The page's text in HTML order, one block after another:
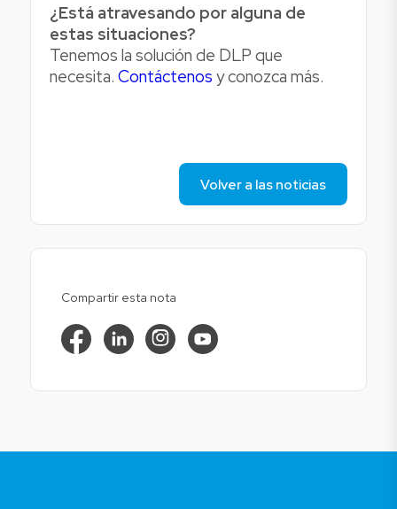
¿Está atravesando por alguna de
estas situaciones?
Tenemos la solución de DLP que
necesita.Contáctenos y conozca más.
Volver a las noticias
Compartir esta nota